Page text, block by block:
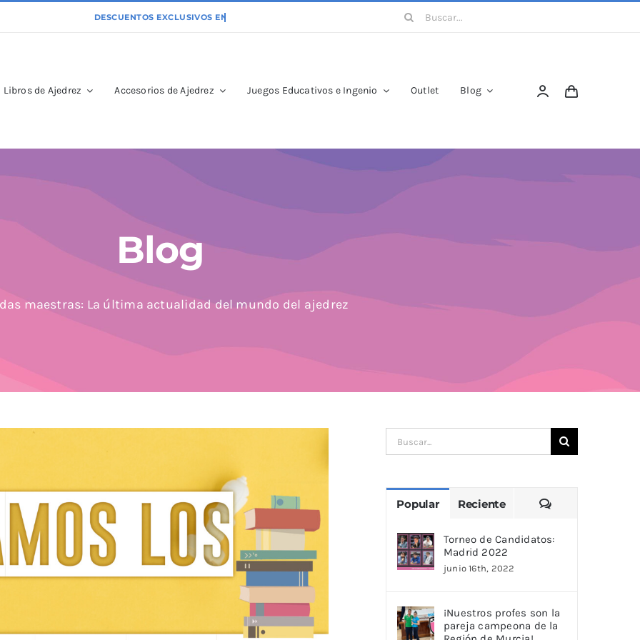
Buscar:
Libros de Ajedrez Accesorios de Ajedrez Juegos Educativos e Ingenio Outlet Blog
Blog
maestras: La última actualidad del mundo del ajedrez
Buscar:
Popular Reciente Comentarios
Torneo de Candidatos:
Madrid 2022
junio 16th, 2022
¡Nuestros profes son la
pareja campeona de la